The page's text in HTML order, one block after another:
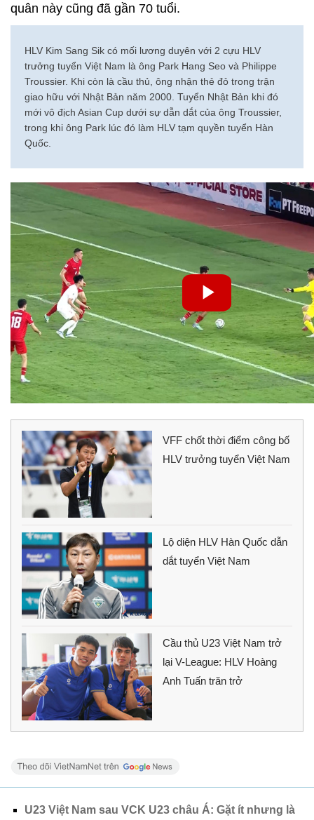
quân này cũng đã gần 70 tuổi.
HLV Kim Sang Sik có mối lương duyên với 2 cựu HLV
trưởng tuyển Việt Nam là ông Park Hang Seo và Philippe
Troussier. Khi còn là cầu thủ, ông nhận thẻ đỏ trong trận
giao hữu với Nhật Bản năm 2000. Tuyển Nhật Bản khi đó
mới vô địch Asian Cup dưới sự dẫn dắt của ông Troussier,
trong khi ông Park lúc đó làm HLV tạm quyền tuyển Hàn
Quốc.
VFF chốt thời điểm công bố
HLV trưởng tuyển Việt Nam
Lộ diện HLV Hàn Quốc dẫn
dắt tuyển Việt Nam
Cầu thủ U23 Việt Nam trở
lại V-League: HLV Hoàng
Anh Tuấn trăn trở
U23 Việt Nam sau VCK U23 châu Á: Gặt ít nhưng là